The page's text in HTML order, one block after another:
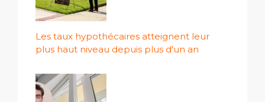
Les taux hypothécaires atteignent leur
plus haut niveau depuis plus d'un an